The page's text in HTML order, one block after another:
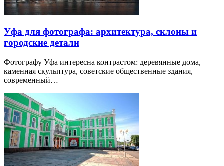
Уфа для фотографа: архитектура, склоны и
городские детали
Фотографу Уфа интересна контрастом: деревянные дома,
каменная скульптура, советские общественные здания,
современный…